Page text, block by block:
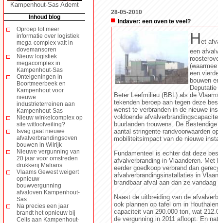
Kampenhout-Sas Ademt
Inhoud blog
Oproep tot meer
informatie over logistiek
mega-complex valt in
dovemansoren
Nieuw logistiek
megacomplex in
Kampenhout-Sas
Onteigeningen in
Boortmeerbeek en
Kampenhout voor
nieuwe
industrieterreinen aan
Kampenhout-Sas
Nieuw winkelcomplex op
site witloofveiling?
Isvag gaat nieuwe
afvalverbrandingsoven
bouwen in Wilrijk
Nieuwe vergunning van
20 jaar voor omstreden
drukkerij Mafrans
Vlaams Gewest weigert
opnieuw
bouwvergunning
afvaloven Kampenhout-
Sas
Na precies een jaar
brandt het opnieuw bij
Celis aan Kampenhout-
28-05-2010
Indaver: een oven te veel?
Het
een
een
bouwen
Beter Leefmilieu (BBL) als de
tekenden beroep aan tegen deze
wenst te verbranden in de nieuwe
voldoende
buurlanden trouwens. De
aantal stringente randvoorwaarden
mobiliteitsimpact van de nieuwe
Fundamenteel is echter dat deze
afvalverbranding in Vlaanderen.
eerder goedkoop verbrand dan
afvalverbrandingsinstallaties in
brandbaar afval aan dan ze
Naast de uitbreiding van de
ook plannen op tafel om in
capaciteit van 290.000 ton, wat
de vergunning in 2011 afloopt. En